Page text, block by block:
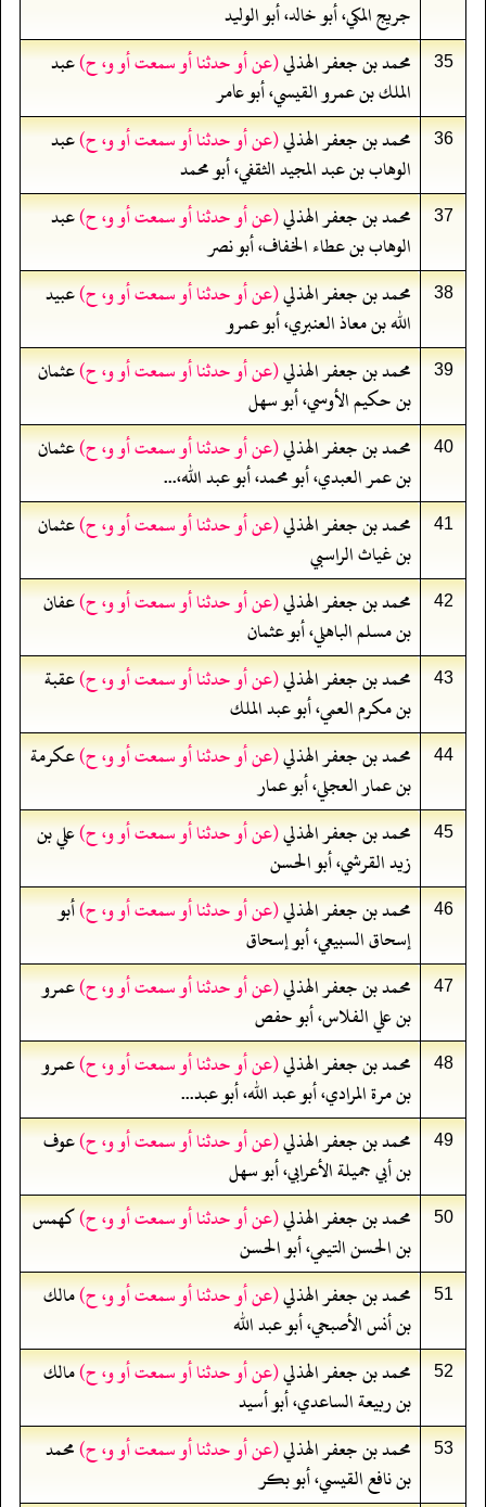
جريج المكي، أبو خالد، أبو الوليد
35 محمد بن جعفر الهذلي(عن أو حدثنا أو سمعت أو و، ح)عبد
الملك بن عمرو القيسي، أبو عامر
36 محمد بن جعفر الهذلي(عن أو حدثنا أو سمعت أو و، ح)عبد
الوهاب بن عبد المجيد الثقفي، أبو محمد
37 محمد بن جعفر الهذلي(عن أو حدثنا أو سمعت أو و، ح)عبد
الوهاب بن عطاء الخفاف، أبو نصر
38 محمد بن جعفر الهذلي(عن أو حدثنا أو سمعت أو و، ح)عبيد
الله بن معاذ العنبري، أبو عمرو
39 محمد بن جعفر الهذلي(عن أو حدثنا أو سمعت أو و، ح)عثمان
بن حكيم الأوسي، أبو سهل
40 محمد بن جعفر الهذلي(عن أو حدثنا أو سمعت أو و، ح)عثمان
بن عمر العبدي، أبو محمد، أبو عبد الله،...
41 محمد بن جعفر الهذلي(عن أو حدثنا أو سمعت أو و، ح)عثمان
بن غياث الراسبي
42 محمد بن جعفر الهذلي(عن أو حدثنا أو سمعت أو و، ح)عفان
بن مسلم الباهلي، أبو عثمان
43 محمد بن جعفر الهذلي(عن أو حدثنا أو سمعت أو و، ح)عقبة
بن مكرم العمي، أبو عبد الملك
44 محمد بن جعفر الهذلي(عن أو حدثنا أو سمعت أو و، ح)عكرمة
بن عمار العجلي، أبو عمار
45 محمد بن جعفر الهذلي(عن أو حدثنا أو سمعت أو و، ح)علي بن
زيد القرشي، أبو الحسن
46 محمد بن جعفر الهذلي(عن أو حدثنا أو سمعت أو و، ح)أبو
إسحاق السبيعي، أبو إسحاق
47 محمد بن جعفر الهذلي(عن أو حدثنا أو سمعت أو و، ح)عمرو
بن علي الفلاس، أبو حفص
48 محمد بن جعفر الهذلي(عن أو حدثنا أو سمعت أو و، ح)عمرو
بن مرة المرادي، أبو عبد الله، أبو عبد...
49 محمد بن جعفر الهذلي(عن أو حدثنا أو سمعت أو و، ح)عوف
بن أبي جميلة الأعرابي، أبو سهل
50 محمد بن جعفر الهذلي(عن أو حدثنا أو سمعت أو و، ح)كهمس
بن الحسن التيمي، أبو الحسن
51 محمد بن جعفر الهذلي(عن أو حدثنا أو سمعت أو و، ح)مالك
بن أنس الأصبحي، أبو عبد الله
52 محمد بن جعفر الهذلي(عن أو حدثنا أو سمعت أو و، ح)مالك
بن ربيعة الساعدي، أبو أسيد
53 محمد بن جعفر الهذلي(عن أو حدثنا أو سمعت أو و، ح)محمد
بن نافع القيسي، أبو بكر